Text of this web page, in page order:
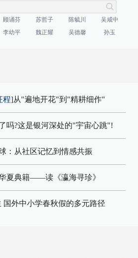
顾诵芬 苏哲子 陈毓川
吴咸中
李幼平 魏正耀 吴德馨 孙玉
程]从"遍地开花"到"精耕细作"
吗?这是银河深处的"宇宙心跳"!
：从社区记忆到情感共振
夏典籍——读《瀛海寻珍》
国外中小学春秋假的多元路径